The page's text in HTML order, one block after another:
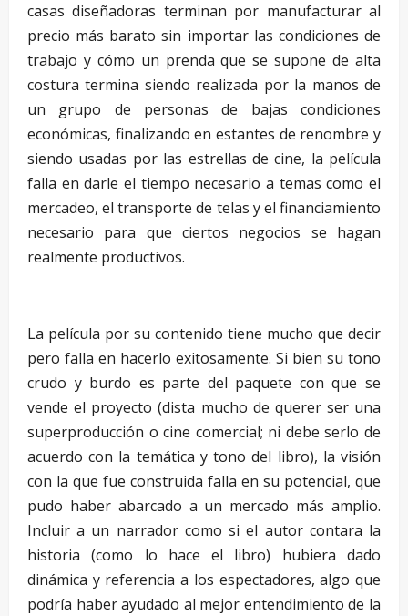
casas diseñadoras terminan por manufacturar al
precio más barato sin importar las condiciones de
trabajo y cómo un prenda que se supone de alta
costura termina siendo realizada por la manos de
un grupo de personas de bajas condiciones
económicas, finalizando en estantes de renombre y
siendo usadas por las estrellas de cine, la película
falla en darle el tiempo necesario a temas como el
mercadeo, el transporte de telas y el financiamiento
necesario para que ciertos negocios se hagan
realmente productivos.
La película por su contenido tiene mucho que decir
pero falla en hacerlo exitosamente. Si bien su tono
crudo y burdo es parte del paquete con que se
vende el proyecto (dista mucho de querer ser una
superproducción o cine comercial; ni debe serlo de
acuerdo con la temática y tono del libro), la visión
con la que fue construida falla en su potencial, que
pudo haber abarcado a un mercado más amplio.
Incluir a un narrador como si el autor contara la
historia (como lo hace el libro) hubiera dado
dinámica y referencia a los espectadores, algo que
podría haber ayudado al mejor entendimiento de la